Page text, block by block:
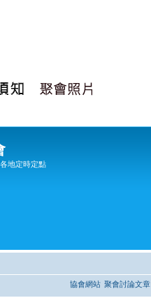
地定時定點
協會網站 聚會討論文章